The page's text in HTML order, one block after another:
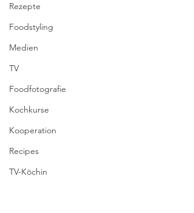
Rezepte
Foodstyling
Medien
TV
Foodfotografie
Kochkurse
Kooperation
Recipes
TV-Köchin